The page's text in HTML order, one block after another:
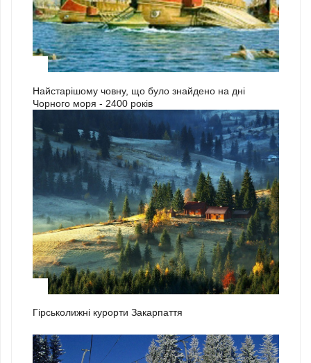
Найстарішому човну, що було знайдено на дні
Чорного моря - 2400 років
Гірськолижні курорти Закарпаття